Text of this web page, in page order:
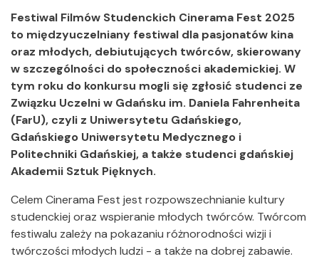
Festiwal Filmów Studenckich Cinerama Fest 2025
to międzyuczelniany festiwal dla pasjonatów kina
oraz młodych, debiutujących twórców, skierowany
w szczególności do społeczności akademickiej. W
tym roku do konkursu mogli się zgłosić studenci ze
Związku Uczelni w Gdańsku im. Daniela Fahrenheita
(FarU), czyli z Uniwersytetu Gdańskiego,
Gdańskiego Uniwersytetu Medycznego i
Politechniki Gdańskiej, a także studenci gdańskiej
Akademii Sztuk Pięknych.
Celem Cinerama Fest jest rozpowszechnianie kultury
studenckiej oraz wspieranie młodych twórców. Twórcom
festiwalu zależy na pokazaniu różnorodności wizji i
twórczości młodych ludzi - a także na dobrej zabawie.